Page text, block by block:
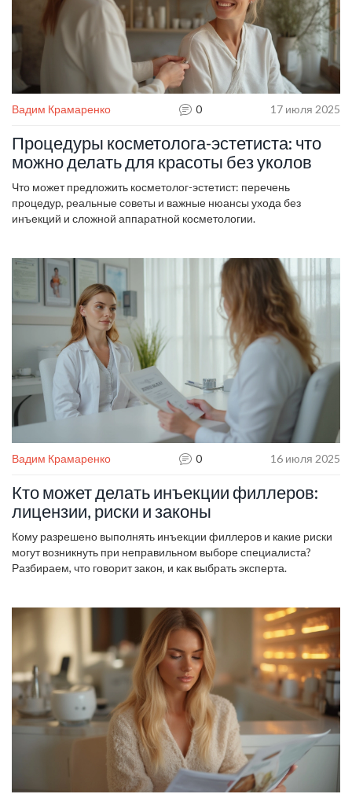
Вадим Крамаренко 0 17 июля 2025
Процедуры косметолога-эстетиста: что
можно делать для красоты без уколов
Что может предложить косметолог-эстетист: перечень
процедур, реальные советы и важные нюансы ухода без
инъекций и сложной аппаратной косметологии.
Вадим Крамаренко 0 16 июля 2025
Кто может делать инъекции филлеров:
лицензии, риски и законы
Кому разрешено выполнять инъекции филлеров и какие риски
могут возникнуть при неправильном выборе специалиста?
Разбираем, что говорит закон, и как выбрать эксперта.